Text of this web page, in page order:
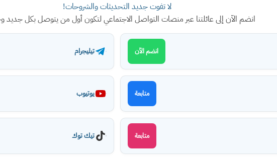
لا تفوت جديد التحديثات والشروحات!
انضم الآن إلى عائلتنا عبر منصات التواصل الاجتماعي لتكون أول من يتوصل بكل
انضم الآن تيليجرام
متابعة يوتيوب
متابعة تيك توك